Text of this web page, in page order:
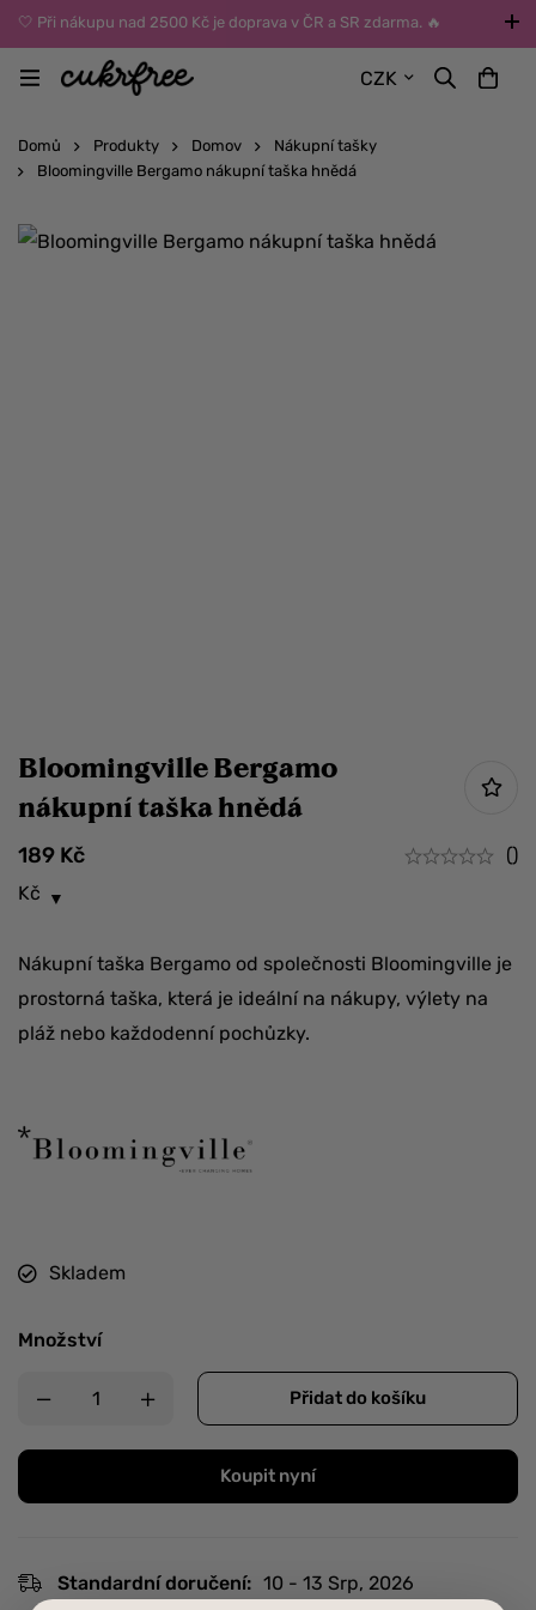
🤍 Při nákupu nad 2500 Kč je doprava v ČR a SR zdarma. 🔥
UPOZORNĚNÍ: Během léta vybírejte dopravu kurýrem nebo do Z-
BOXů umístěných uvnitř budov. Reklamace zboží způsobené
CZK
Domů Produkty Domov
Nákupní tašky
Bloomingville Bergamo nákupní taška hnědá
Bloomingville Bergamo
nákupní taška hnědá
189 Kč
()
Kč
Nákupní taška Bergamo od společnosti Bloomingville je
prostorná taška, která je ideální na nákupy, výlety na
pláž nebo každodenní pochůzky.
Skladem
Množství
Přidat do košíku
Koupit nyní
Standardní doručení: 10 - 13 Srp, 2026